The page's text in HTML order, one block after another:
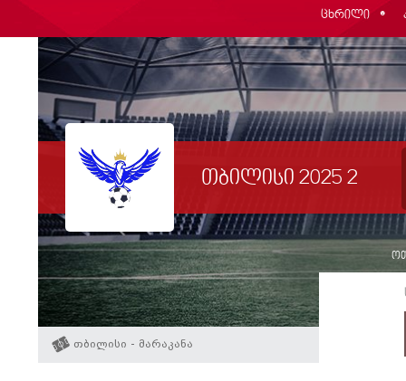
ცხრილი
თბილისი 2025 2
თბილისი - მარაკანა